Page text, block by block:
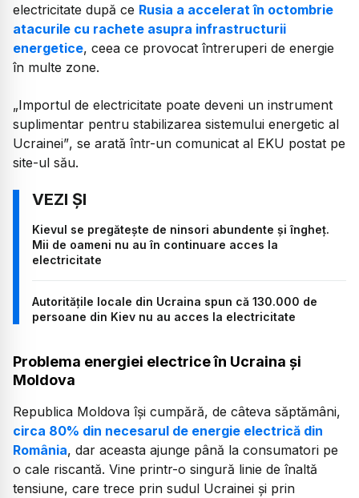
electricitate după ce Rusia a accelerat în octombrie
atacurile cu rachete asupra infrastructurii
energetice, ceea ce provocat întreruperi de energie
în multe zone.
„Importul de electricitate poate deveni un instrument
suplimentar pentru stabilizarea sistemului energetic al
Ucrainei”, se arată într-un comunicat al EKU postat pe
site-ul său.
Kievul se pregătește de ninsori abundente și îngheț.
Mii de oameni nu au în continuare acces la
electricitate
Autoritățile locale din Ucraina spun că 130.000 de
persoane din Kiev nu au acces la electricitate
Problema energiei electrice în Ucraina și
Moldova
Republica Moldova își cumpără, de câteva săptămâni,
circa 80% din necesarul de energie electrică din
România, dar aceasta ajunge până la consumatori pe
o cale riscantă. Vine printr-o singură linie de înaltă
tensiune, care trece prin sudul Ucrainei și prin